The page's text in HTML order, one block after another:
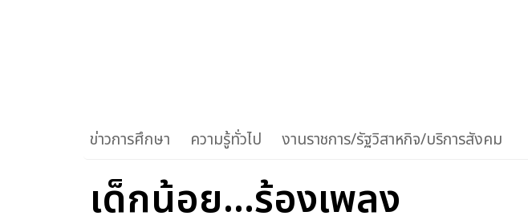
ข่าวการศึกษา ความรู้ทั่วไป งานราชการ/รัฐวิสาหกิจ/บริการสังคม
เด็กน้อย...ร้องเพลง